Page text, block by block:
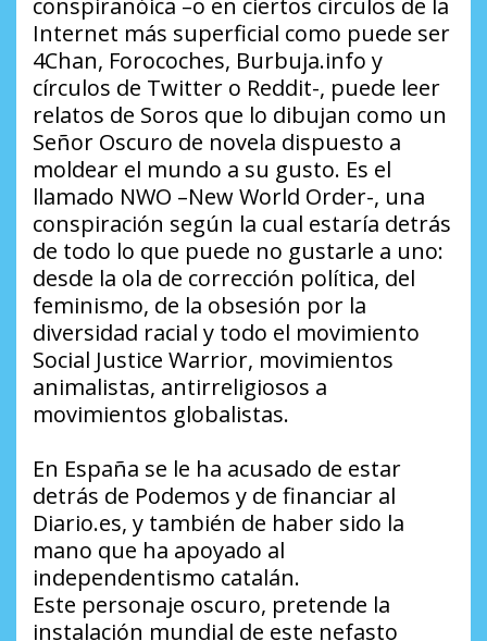
conspiranóica –o en ciertos círculos de la
Internet más superficial como puede ser
4Chan, Forocoches, Burbuja.info y
círculos de Twitter o Reddit-, puede leer
relatos de Soros que lo dibujan como un
Señor Oscuro de novela dispuesto a
moldear el mundo a su gusto. Es el
llamado NWO –New World Order-, una
conspiración según la cual estaría detrás
de todo lo que puede no gustarle a uno:
desde la ola de corrección política, del
feminismo, de la obsesión por la
diversidad racial y todo el movimiento
Social Justice Warrior, movimientos
animalistas, antirreligiosos a
movimientos globalistas.
En España se le ha acusado de estar
detrás de Podemos y de financiar al
Diario.es, y también de haber sido la
mano que ha apoyado al
independentismo catalán.
Este personaje oscuro, pretende la
instalación mundial de este nefasto